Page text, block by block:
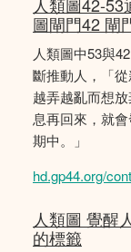
圖閘門42 閘
人類圖中53與
斷推動人，「
越弄越亂而想
息再回來，就
期中。」
hd.gp44.org/
人類圖 覺醒
的標籤